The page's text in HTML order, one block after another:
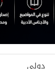
دولي